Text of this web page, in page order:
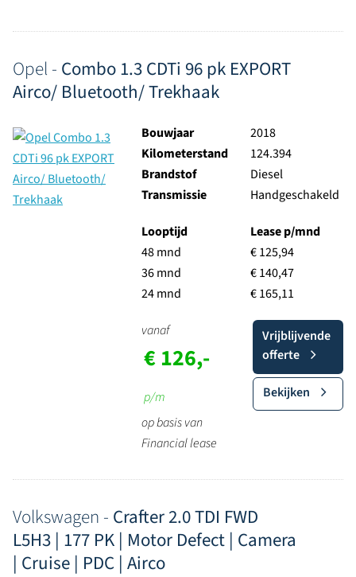
Opel - Combo 1.3 CDTi 96 pk EXPORT
Airco/ Bluetooth/ Trekhaak
Bouwjaar
2018
Kilometerstand
124.394
Brandstof
Diesel
Transmissie
Handgeschakeld
Looptijd
48 mnd
36 mnd
24 mnd
Lease p/mnd
€ 125,94
€ 140,47
€ 165,11
vanaf
€ 126,-
p/m
op basis van
Financial lease
Vrijblijvende
offerte
Bekijken
Volkswagen - Crafter 2.0 TDI FWD
L5H3 | 177 PK | Motor Defect | Camera
| Cruise | PDC | Airco